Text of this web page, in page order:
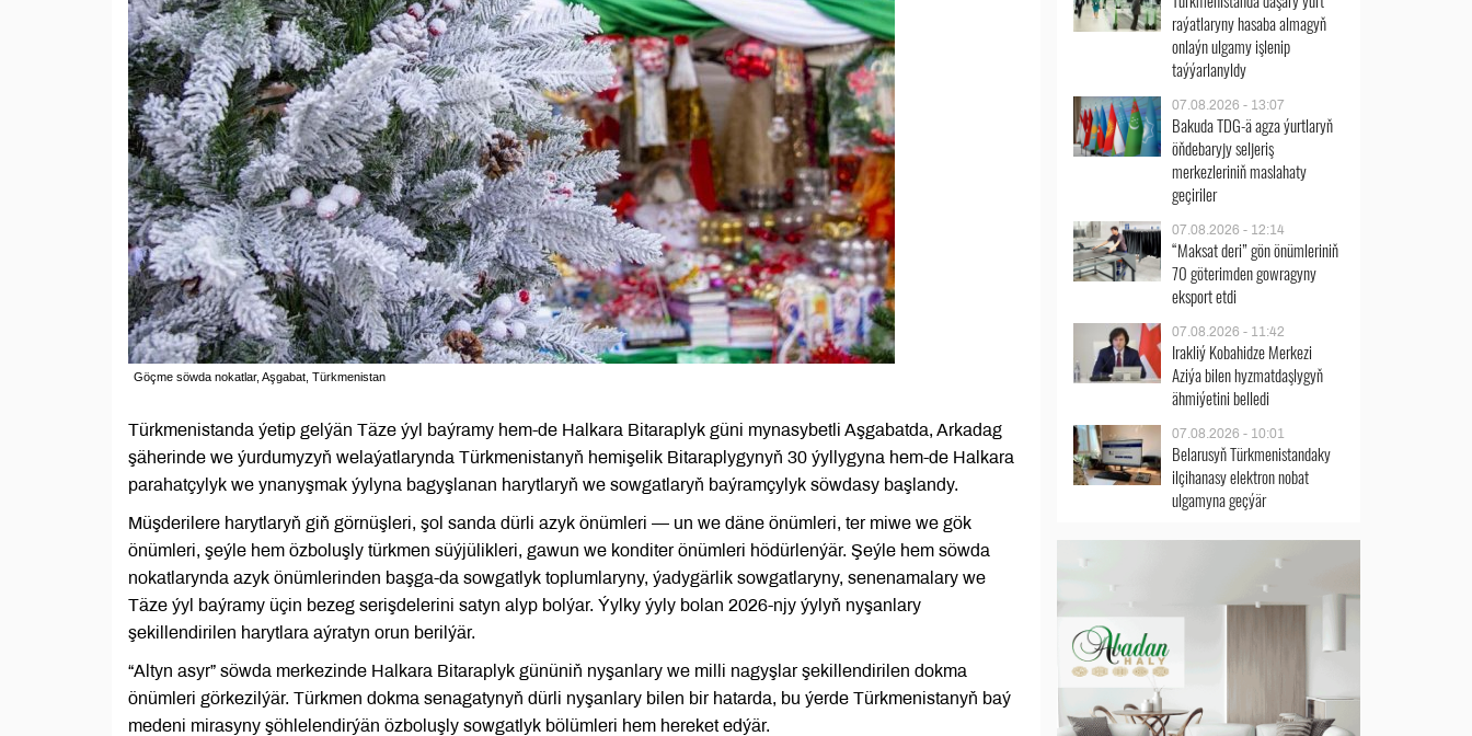
Göçme söwda nokatlar, Aşgabat, Türkmenistan
Türkmenistanda ýetip gelýän Täze ýyl baýramy hem-de Halkara Bitaraplyk güni mynasybetli Aşgabatda, Arkadag
şäherinde we ýurdumyzyň welaýatlarynda Türkmenistanyň hemişelik Bitaraplygynyň 30 ýyllygyna hem-de Halkara
parahatçylyk we ynanyşmak ýylyna bagyşlanan harytlaryň we sowgatlaryň baýramçylyk söwdasy başlandy.
Müşderilere harytlaryň giň görnüşleri, şol sanda dürli azyk önümleri — un we däne önümleri, ter miwe we gök
önümleri, şeýle hem özboluşly türkmen süýjülikleri, gawun we konditer önümleri hödürlenýär. Şeýle hem söwda
nokatlarynda azyk önümlerinden başga-da sowgatlyk toplumlaryny, ýadygärlik sowgatlaryny, senenamalary we
Täze ýyl baýramy üçin bezeg serişdelerini satyn alyp bolýar. Ýylky ýyly bolan 2026-njy ýylyň nyşanlary
şekillendirilen harytlara aýratyn orun berilýär.
“Altyn asyr” söwda merkezinde Halkara Bitaraplyk gününiň nyşanlary we milli nagyşlar şekillendirilen dokma
önümleri görkezilýär. Türkmen dokma senagatynyň dürli nyşanlary bilen bir hatarda, bu ýerde Türkmenistanyň baý
medeni mirasyny şöhlelendirýän özboluşly sowgatlyk bölümleri hem hereket edýär.
raýatlaryny hasaba almagyň
onlaýn ulgamy işlenip
taýýarlanyldy
07.08.2026 - 13:07
Bakuda TDG-ä agza ýurtlaryň
öňdebaryjy seljeriş
merkezleriniň maslahaty
geçiriler
07.08.2026 - 12:14
“Maksat deri” gön önümleriniň
70 göterimden gowragyny
eksport etdi
07.08.2026 - 11:42
Irakliý Kobahidze Merkezi
Aziýa bilen hyzmatdaşlygyň
ähmiýetini belledi
07.08.2026 - 10:01
Belarusyň Türkmenistandaky
ilçihanasy elektron nobat
ulgamyna geçýär